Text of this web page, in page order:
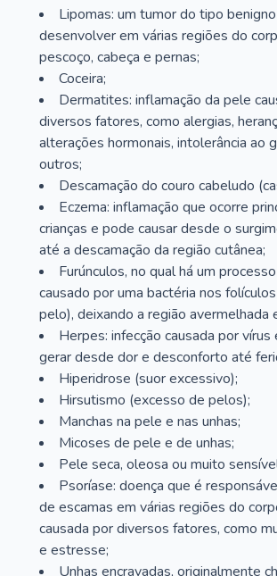
Lipomas: um tumor do tipo
desenvolver em várias regiões do
pescoço, cabeça e pernas;
Coceira;
Dermatites: inflamação da pele
diversos fatores, como alergias,
alterações hormonais, intolerância ao
outros;
Descamação do couro cabeludo
Eczema: inflamação que ocorre
crianças e pode causar desde o
até a descamação da região cutânea;
Furúnculos, no qual há um
causado por uma bactéria nos
pelo), deixando a região avermelhada
Herpes: infecção causada por
gerar desde dor e desconforto até
Hiperidrose (suor excessivo);
Hirsutismo (excesso de pelos);
Manchas na pele e nas unhas;
Micoses de pele e de unhas;
Pele seca, oleosa ou muito
Psoríase: doença que é
de escamas em várias regiões do
causada por diversos fatores, como
e estresse;
Unhas encravadas, originalmente